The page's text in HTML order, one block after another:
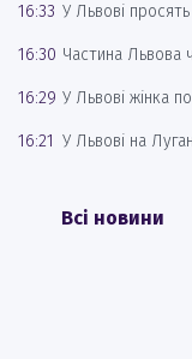
16:33 У Львові
16:30 Частина Львова
16:29 У Львові жінка
16:21 У Львові на
Всі новини